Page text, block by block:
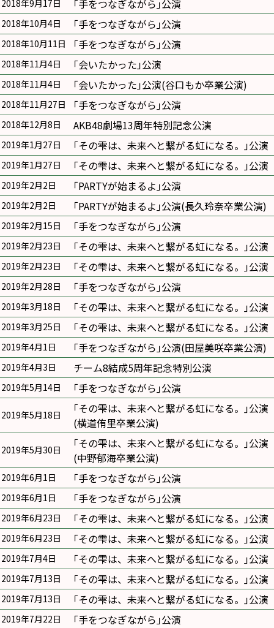
2018年9月17日 ｢手をつなぎながら｣公演
2018年10月4日 ｢手をつなぎながら｣公演
2018年10月11日 ｢手をつなぎながら｣公演
2018年11月4日 ｢会いたかった｣公演
2018年11月4日 ｢会いたかった｣公演(谷口もか卒業公演)
2018年11月27日 ｢手をつなぎながら｣公演
2018年12月8日 AKB48劇場13周年特別記念公演
2019年1月27日 ｢その雫は、未来へと繋がる虹になる。｣公演
2019年1月27日 ｢その雫は、未来へと繋がる虹になる。｣公演
2019年2月2日 ｢PARTYが始まるよ｣公演
2019年2月2日 ｢PARTYが始まるよ｣公演(長久玲奈卒業公演)
2019年2月15日 ｢手をつなぎながら｣公演
2019年2月23日 ｢その雫は、未来へと繋がる虹になる。｣公演
2019年2月23日 ｢その雫は、未来へと繋がる虹になる。｣公演
2019年2月28日 ｢手をつなぎながら｣公演
2019年3月18日 ｢その雫は、未来へと繋がる虹になる。｣公演
2019年3月25日 ｢その雫は、未来へと繋がる虹になる。｣公演
2019年4月1日 ｢手をつなぎながら｣公演(田屋美咲卒業公演)
2019年4月3日 チーム8結成5周年記念特別公演
2019年5月14日 ｢手をつなぎながら｣公演
2019年5月18日
｢その雫は、未来へと繋がる虹になる。｣公演
(横道侑里卒業公演)
2019年5月30日
｢その雫は、未来へと繋がる虹になる。｣公演
(中野郁海卒業公演)
2019年6月1日 ｢手をつなぎながら｣公演
2019年6月1日 ｢手をつなぎながら｣公演
2019年6月23日 ｢その雫は、未来へと繋がる虹になる。｣公演
2019年6月23日 ｢その雫は、未来へと繋がる虹になる。｣公演
2019年7月4日 ｢その雫は、未来へと繋がる虹になる。｣公演
2019年7月13日 ｢その雫は、未来へと繋がる虹になる。｣公演
2019年7月13日 ｢その雫は、未来へと繋がる虹になる。｣公演
2019年7月22日 ｢手をつなぎながら｣公演